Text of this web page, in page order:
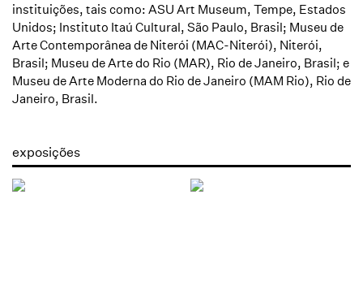
instituições, tais como: ASU Art Museum, Tempe, Estados
Unidos; Instituto Itaú Cultural, São Paulo, Brasil; Museu de
Arte Contemporânea de Niterói (MAC-Niterói), Niterói,
Brasil; Museu de Arte do Rio (MAR), Rio de Janeiro, Brasil; e
Museu de Arte Moderna do Rio de Janeiro (MAM Rio), Rio de
Janeiro, Brasil.
exposições